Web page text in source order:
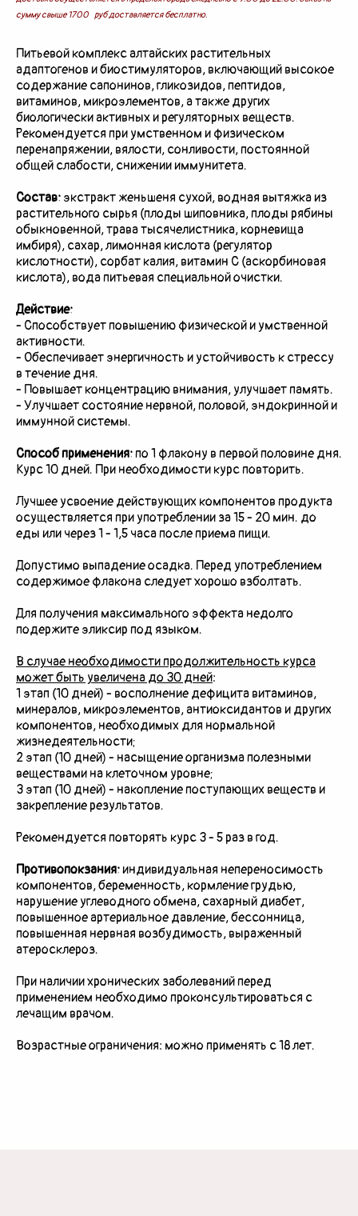
сумму свыше 1700 руб доставляется бесплатно.
Питьевой комплекс алтайских растительных
адаптогенов и биостимуляторов, включающий высокое
содержание сапонинов, гликозидов, пептидов,
витаминов, микроэлементов, а также других
биологически активных и регуляторных веществ.
Рекомендуется при умственном и физическом
перенапряжении, вялости, сонливости, постоянной
общей слабости, снижении иммунитета.
Состав: экстракт женьшеня сухой, водная вытяжка из
растительного сырья (плоды шиповника, плоды рябины
обыкновенной, трава тысячелистника, корневища
имбиря), сахар, лимонная кислота (регулятор
кислотности), сорбат калия, витамин С (аскорбиновая
кислота), вода питьевая специальной очистки.
Действие:
- Способствует повышению физической и умственной
активности.
- Обеспечивает энергичность и устойчивость к стрессу
в течение дня.
- Повышает концентрацию внимания, улучшает память.
- Улучшает состояние нервной, половой, эндокринной и
иммунной системы.
Способ применения:по 1 флакону в первой половине дня.
Курс 10 дней. При необходимости курс повторить.
Лучшее усвоение действующих компонентов продукта
осуществляется при употреблении за 15 - 20 мин. до
еды или через 1 - 1,5 часа после приема пищи.
Допустимо выпадение осадка. Перед употреблением
содержимое флакона следует хорошо взболтать.
Для получения максимального эффекта недолго
подержите эликсир под языком.
В случае необходимости продолжительность курса
может быть увеличена до 30 дней:
1 этап (10 дней) - восполнение дефицита витаминов,
минералов, микроэлементов, антиоксидантов и других
компонентов, необходимых для нормальной
жизнедеятельности;
2 этап (10 дней) - насыщение организма полезными
веществами на клеточном уровне;
3 этап (10 дней) - накопление поступающих веществ и
закрепление результатов.
Рекомендуется повторять курс 3 - 5 раз в год.
Противопокзания:индивидуальная непереносимость
компонентов, беременность, кормление грудью,
нарушение углеводного обмена, сахарный диабет,
повышенное артериальное давление, бессонница,
повышенная нервная возбудимость, выраженный
атеросклероз.
При наличии хронических заболеваний перед
применением необходимо проконсультироваться с
лечащим врачом.
Возрастные ограничения: можно применять с 18 лет.